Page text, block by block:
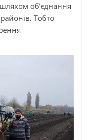
об’єднання
Тобто